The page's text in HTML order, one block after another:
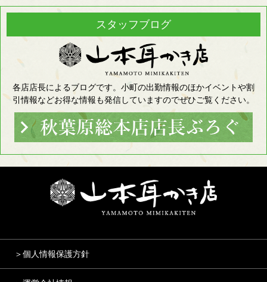
スタッフブログ
各店店長によるブログです。小町の出勤情報のほかイベントや割
引情報などお得な情報も発信していますのでぜひご覧ください。
＞個人情報保護方針